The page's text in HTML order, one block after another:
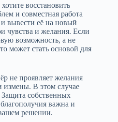
восстановить
и совместная работа
вывести её на новый
чувства и желания. Если
возможность, а не
может стать основой для
не проявляет желания
измены. В этом случае
собственных
важна и
решении.